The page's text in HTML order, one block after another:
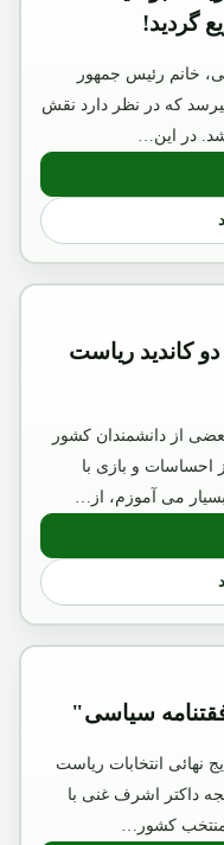
گردید!
خانم رئیس جمهور
که در نظر دارد نقش
در این…
و تبلیغاتی ملکه ثریا که
دو کاندید ریاست
از دانشمندان کشور
احساسات و بازی با
می آموزم، از…
تأملی بر "موافقتانامه" دو
سیاسی"
نهائی انتخابات ریاست
نتیجه داکتر اشرف غنی با